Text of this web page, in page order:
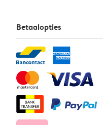
Betaalopties